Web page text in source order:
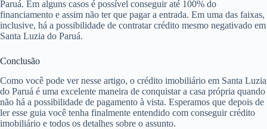
Paruá. Em alguns casos é possível conseguir até 100% do
financiamento e assim não ter que pagar a entrada. Em uma das faixas,
inclusive, há a possibilidade de contratar crédito mesmo negativado em
Santa Luzia do Paruá.
Conclusão
Como você pode ver nesse artigo, o crédito imobiliário em Santa Luzia
do Paruá é uma excelente maneira de conquistar a casa própria quando
não há a possibilidade de pagamento à vista. Esperamos que depois de
ler esse guia você tenha finalmente entendido com conseguir crédito
imobiliário e todos os detalhes sobre o assunto.